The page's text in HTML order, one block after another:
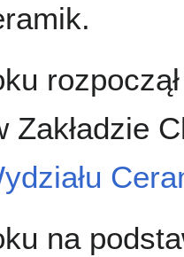
Zakładzie
na